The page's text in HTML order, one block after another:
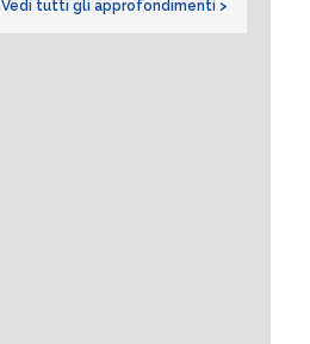
Vedi tutti gli approfondimenti >